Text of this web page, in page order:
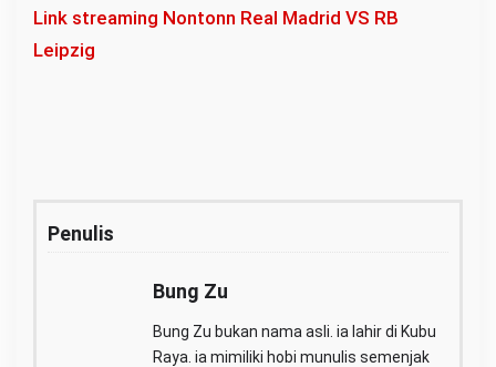
Link streaming Nontonn Real Madrid VS RB
Leipzig
Penulis
Bung Zu
Bung Zu bukan nama asli. ia lahir di Kubu
Raya. ia mimiliki hobi munulis semenjak